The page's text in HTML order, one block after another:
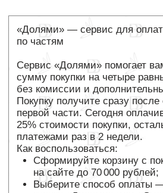
месяцев.
До 2 месяцев — без переплат, на более
длинные сроки — с небольшой доплатой.
Платежи списываются автоматически
Преимущества:
Всё онлайн, без заявок и паспортных
данных.
Прозрачный график платежей доступен
в личном кабинете Яндекс Сплит.
Как воспользоваться:
Сформируйте корзину на сайте BYBIOL.ru
и выберите способ оплаты «Сплит».
Либо оформите заказ через менеджера
и укажите, что хотите оплатить через
«Сплит». В ответ получите ссылку
на оплату.